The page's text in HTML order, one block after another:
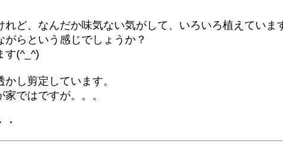
ど、なんだか味気ない気がして、いろいろ植えていま
らという感じでしょうか？
す(^_^)
し剪定しています。
ではですが。。。